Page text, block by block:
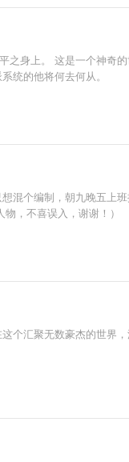
身上。 这是一个神奇
的他将何去何从。
混个编制，朝九晚五上
，不喜误入，谢谢！）
个汇聚无数豪杰的世界